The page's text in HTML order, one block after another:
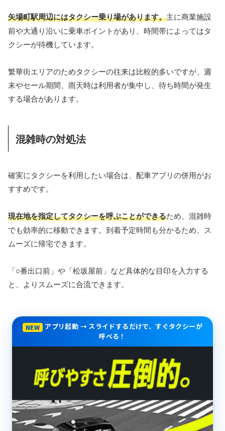
矢場町駅周辺にはタクシー乗り場があります。主に商業施設
前や大通り沿いに乗車ポイントがあり、時間帯によってはタ
クシーが待機しています。
繁華街エリアのためタクシーの往来は比較的多いですが、週
末やセール期間、雨天時は利用者が集中し、待ち時間が発生
する場合があります。
混雑時の対処法
確実にタクシーを利用したい場合は、配車アプリの併用がお
すすめです。
現在地を指定してタクシーを呼ぶことができるため、混雑時
でも効率的に移動できます。到着予定時間も分かるため、ス
ムーズに帰宅できます。
「○番出口前」や「松坂屋前」など具体的な目印を入力する
と、よりスムーズに合流できます。
NEW
アプリ起動 → スライドするだけで、すぐタクシーが
呼べる！